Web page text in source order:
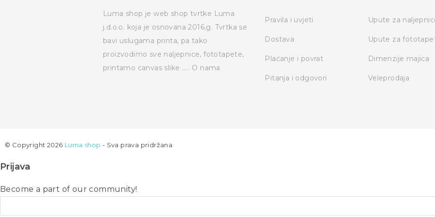
Luma shop je web shop tvrtke Luma
j.d.o.o. koja je osnovana 2016.g. Tvrtka se
bavi uslugama printa, pa tako
proizvodimo sve naljepnice, fototapete,
printamo canvas slike ….. O nama
Pravila i uvjeti
Dostava
Plaćanje i povrat
Pitanja i odgovori
Upute za
Upute za
Dimenzije majica
Veleprodaja
© Copyright 2026 Luma shop - Sva prava pridržana
Prijava
Become a part of our community!